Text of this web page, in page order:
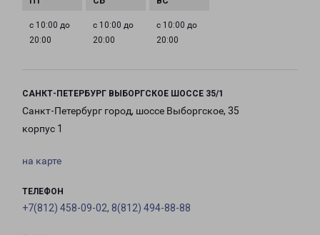
с 10:00 до
20:00
с 10:00 до
20:00
с 10:00 до
20:00
САНКТ-ПЕТЕРБУРГ ВЫБОРГСКОЕ ШОССЕ 35/1
Санкт-Петербург город, шоссе Выборгское, 35
корпус 1
на карте
ТЕЛЕФОН
+7(812) 458-09-02, 8(812) 494-88-88